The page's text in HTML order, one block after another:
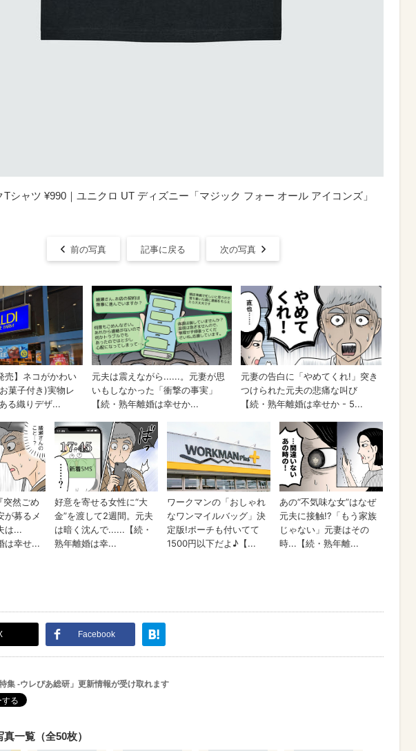
Tシャツ ¥990｜ユニクロ UT ディズニー「マジック フォー オール アイコンズ」
前の写真 記事に戻る 次の写真
Facebook
集 -ウレぴあ総研」更新情報が受け取れます
一覧（全50枚）